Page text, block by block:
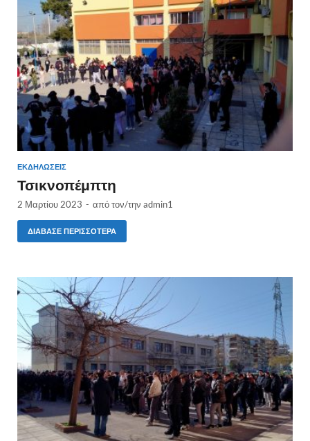
ΕΚΔΗΛΏΣΕΙΣ
Τσικνοπέμπτη
2 Μαρτίου 2023 - από τον/την admin1
ΔΙΆΒΑΣΕ ΠΕΡΙΣΣΌΤΕΡΑ